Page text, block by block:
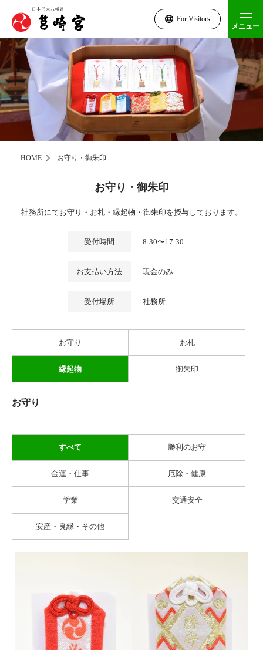
For Visitors
メニュー
HOME お守り・御朱印
お守り・御朱印
社務所にてお守り・お札・縁起物・御朱印を授与しております。
受付時間 8:30〜17:30
お支払い方法 現金のみ
受付場所 社務所
お守り お札
縁起物 御朱印
お守り
すべて 勝利のお守
金運・仕事 厄除・健康
学業 交通安全
安産・良縁・その他